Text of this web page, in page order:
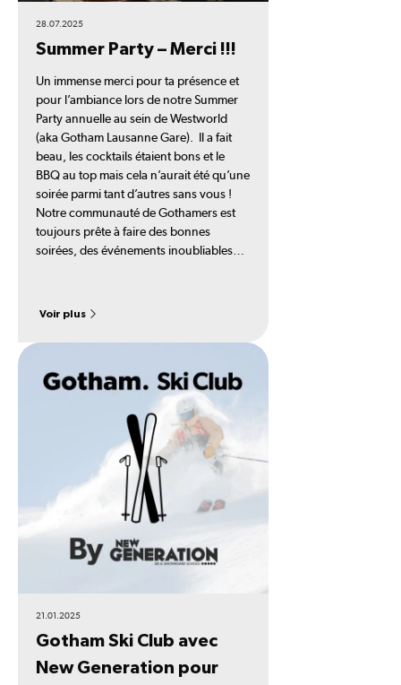
28.07.2025
Summer Party – Merci !!!
Un immense merci pour ta présence et
pour l’ambiance lors de notre Summer
Party annuelle au sein de Westworld
(aka Gotham Lausanne Gare). Il a fait
beau, les cocktails étaient bons et le
BBQ au top mais cela n’aurait été qu’une
soirée parmi tant d’autres sans vous !
Notre communauté de Gothamers est
toujours prête à faire des bonnes
soirées, des événements inoubliables…
Voir plus
21.01.2025
Gotham Ski Club avec
New Generation pour